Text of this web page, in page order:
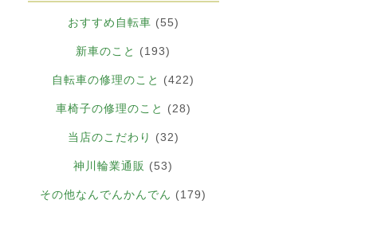
おすすめ自転車 (55)
新車のこと (193)
自転車の修理のこと (422)
車椅子の修理のこと (28)
当店のこだわり (32)
神川輪業通販 (53)
その他なんでんかんでん (179)